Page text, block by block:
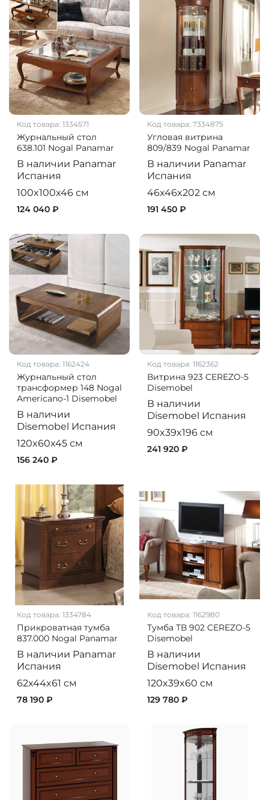
Код товара: 1334571
Журнальный стол
638.101 Nogal Panamar
В наличии Panamar
Испания
100x100x46 см
124 040 ₽
Код товара: 7334875
Угловая витрина
809/839 Nogal Panamar
В наличии Panamar
Испания
46x46x202 см
191 450 ₽
Код товара: 1162424
Журнальный стол
трансформер 148 Nogal
Americano-1 Disemobel
В наличии
Disemobel Испания
120x60x45 см
156 240 ₽
Код товара: 1162362
Витрина 923 CEREZO-5
Disemobel
В наличии
Disemobel Испания
90x39x196 см
241 920 ₽
Код товара: 1334784
Прикроватная тумба
837.000 Nogal Panamar
В наличии Panamar
Испания
62x44x61 см
78 190 ₽
Код товара: 1162980
Тумба ТВ 902 CEREZO-5
Disemobel
В наличии
Disemobel Испания
120x39x60 см
129 780 ₽